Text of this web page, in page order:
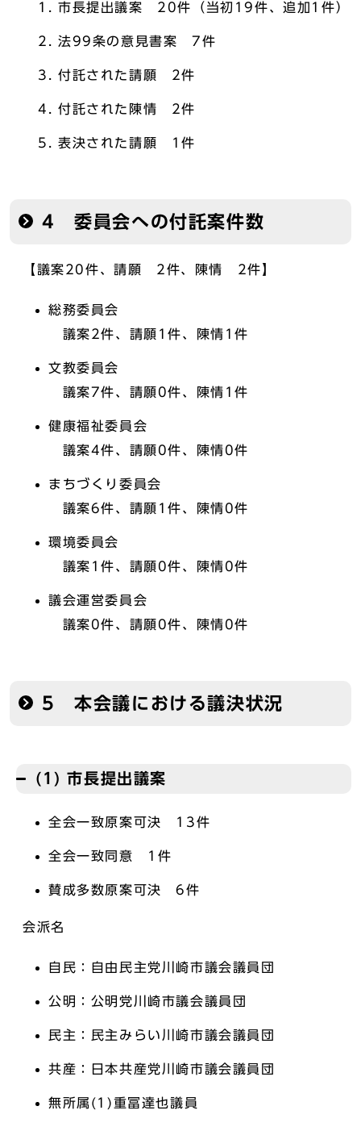
市長提出議案 20件（当初19件、追加1件）
法99条の意見書案 7件
付託された請願 2件
付託された陳情 2件
表決された請願 1件
4 委員会への付託案件数
【議案20件、請願 2件、陳情 2件】
総務委員会
議案2件、請願1件、陳情1件
文教委員会
議案7件、請願0件、陳情1件
健康福祉委員会
議案4件、請願0件、陳情0件
まちづくり委員会
議案6件、請願1件、陳情0件
環境委員会
議案1件、請願0件、陳情0件
議会運営委員会
議案0件、請願0件、陳情0件
5 本会議における議決状況
(1) 市長提出議案
全会一致原案可決 13件
全会一致同意 1件
賛成多数原案可決 6件
会派名
自民：自由民主党川崎市議会議員団
公明：公明党川崎市議会議員団
民主：民主みらい川崎市議会議員団
共産：日本共産党川崎市議会議員団
無所属(1)重冨達也議員